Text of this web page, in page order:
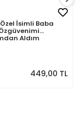
İsimli Baba
Aldım
449,00 TL